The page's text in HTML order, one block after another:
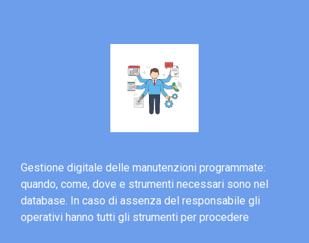
Gestione digitale delle manutenzioni programmate:
quando, come, dove e strumenti necessari sono nel
database. In caso di assenza del responsabile gli
operativi hanno tutti gli strumenti per procedere